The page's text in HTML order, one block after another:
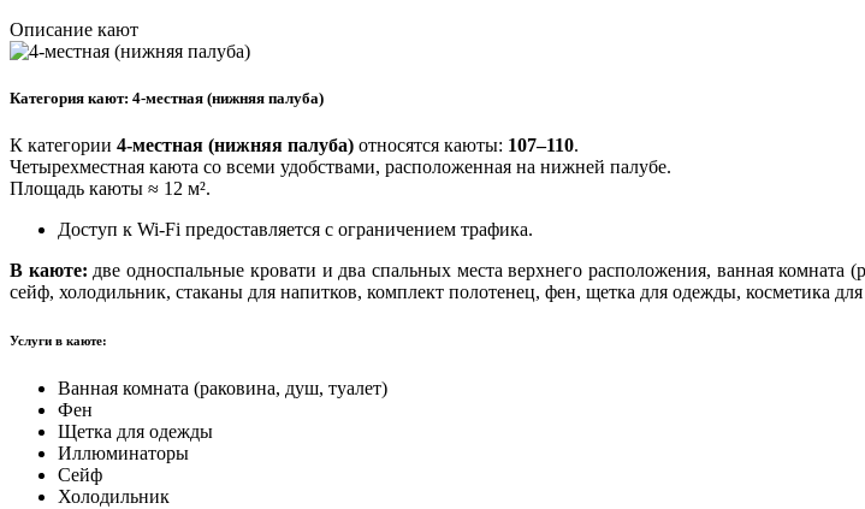
Описание кают
Категория кают: 4-местная (нижняя палуба)
К категории 4-местная (нижняя палуба) относятся каюты: 107–110.
Четырехместная каюта со всеми удобствами, расположенная на нижней палубе.
Площадь каюты ≈ 12 м².
Доступ к Wi-Fi предоставляется с ограничением трафика.
В каюте: две односпальные кровати и два спальных места верхнего расположения, ванная комната
сейф, холодильник, стаканы для напитков, комплект полотенец, фен, щетка для одежды, косметика
Услуги в каюте:
Ванная комната (раковина, душ, туалет)
Фен
Щетка для одежды
Иллюминаторы
Сейф
Холодильник